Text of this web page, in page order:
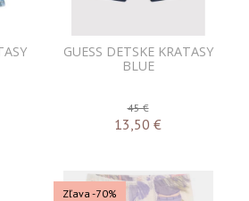
GUESS DETSKE KRATASY
BLUE
45 €
13,50 €
Zľava -70%